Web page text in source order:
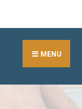
MENU
Search
Window